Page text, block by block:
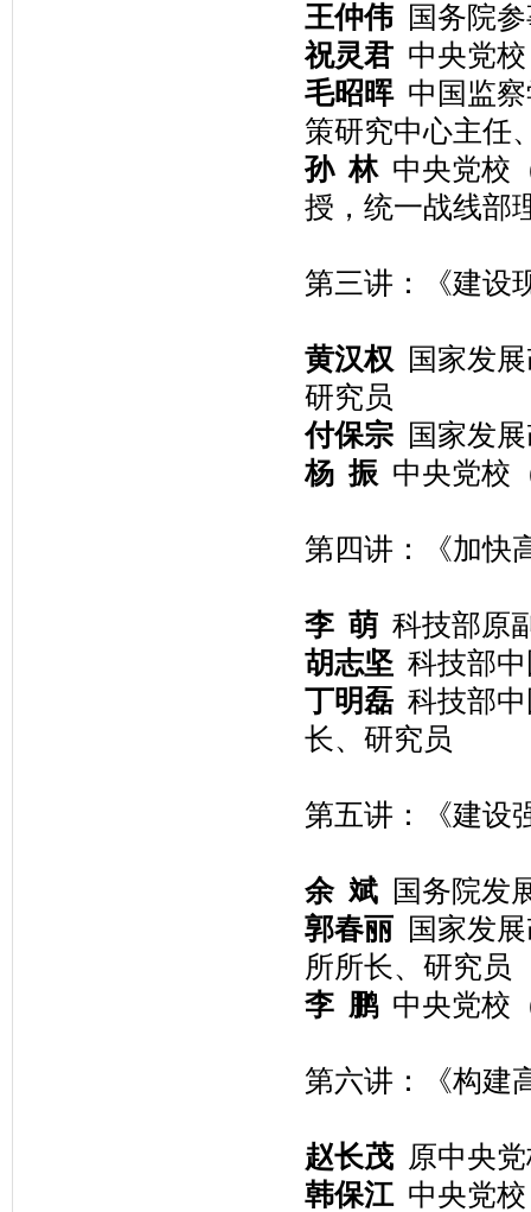
王仲伟 国务院
祝灵君 中央党
毛昭晖中国监察
策研究中心主任
孙 林中央党校
授，统一战线部
第三讲：《建设
黄汉权 国家发
研究员
付保宗 国家发
杨 振 中央党校
第四讲：《加快
李 萌 科技部原
胡志坚 科技部
丁明磊 科技部
长、研究员
第五讲：《建设
余 斌 国务院发
郭春丽 国家发
所所长、研究员
李 鹏中央党校
第六讲：《构建
赵长茂 原中央
韩保江中央党校